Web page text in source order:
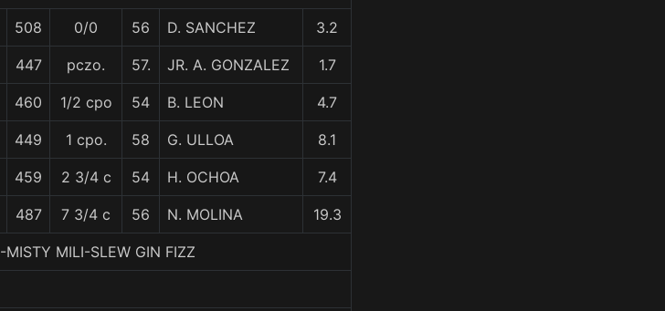
508 0/0 56 D. SANCHEZ 3.2
447 pczo. 57. JR. A. GONZALEZ 1.7
460 1/2 cpo 54 B. LEON 4.7
449 1 cpo. 58 G. ULLOA 8.1
459 2 3/4 c 54 H. OCHOA 7.4
487 7 3/4 c 56 N. MOLINA 19.3
MISTY MILI-SLEW GIN FIZZ